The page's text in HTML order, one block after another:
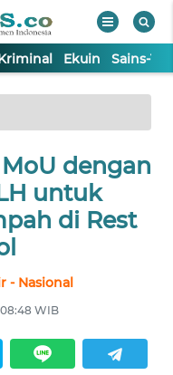
Ekuin Sains-
dengan
untuk
di Rest
- Nasional
08:48 WIB